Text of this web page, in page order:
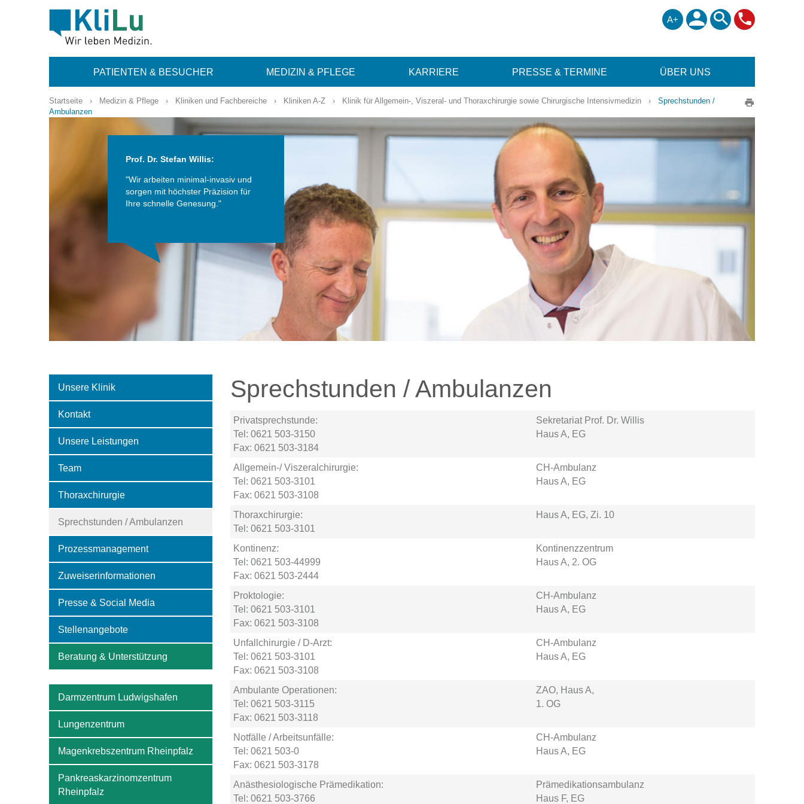
A+
PATIENTEN & BESUCHER MEDIZIN & PFLEGE KARRIERE PRESSE & TERMINE ÜBER UNS
Startseite › Medizin & Pflege › Kliniken und Fachbereiche › Kliniken A-Z › Klinik für Allgemein-, Viszeral- und Thoraxchirurgie sowie Chirurgische Intensivmedizin ›
Sprechstunden /
Ambulanzen
Prof. Dr. Stefan Willis:
"Wir arbeiten minimal-invasiv und
sorgen mit höchster Präzision für
Ihre schnelle Genesung."
Unsere Klinik
Kontakt
Unsere Leistungen
Team
Thoraxchirurgie
Sprechstunden / Ambulanzen
Prozessmanagement
Zuweiserinformationen
Presse & Social Media
Stellenangebote
Beratung & Unterstützung
Darmzentrum Ludwigshafen
Lungenzentrum
Magenkrebszentrum Rheinpfalz
Pankreaskarzinomzentrum
Rheinpfalz
Sprechstunden / Ambulanzen
Privatsprechstunde:
Tel: 0621 503-3150
Fax: 0621 503-3184
Sekretariat Prof. Dr. Willis
Haus A, EG
Allgemein-/ Viszeralchirurgie:
Tel: 0621 503-3101
Fax: 0621 503-3108
CH-Ambulanz
Haus A, EG
Thoraxchirurgie:
Tel: 0621 503-3101
Haus A, EG, Zi. 10
Kontinenz:
Tel: 0621 503-44999
Fax: 0621 503-2444
Kontinenzzentrum
Haus A, 2. OG
Proktologie:
Tel: 0621 503-3101
Fax: 0621 503-3108
CH-Ambulanz
Haus A, EG
Unfallchirurgie / D-Arzt:
Tel: 0621 503-3101
Fax: 0621 503-3108
CH-Ambulanz
Haus A, EG
Ambulante Operationen:
Tel: 0621 503-3115
Fax: 0621 503-3118
ZAO, Haus A,
1. OG
Notfälle / Arbeitsunfälle:
Tel: 0621 503-0
Fax: 0621 503-3178
CH-Ambulanz
Haus A, EG
Anästhesiologische Prämedikation:
Tel: 0621 503-3766
Prämedikationsambulanz
Haus F, EG